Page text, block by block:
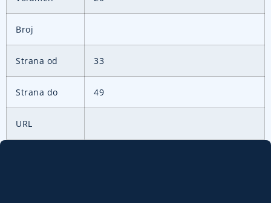
Broj
Strana od 33
Strana do 49
URL